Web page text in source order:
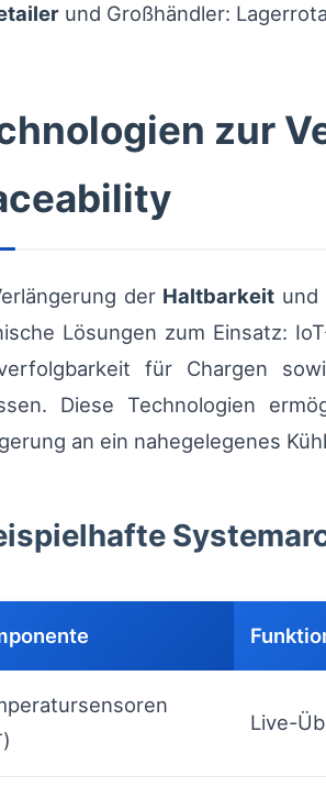
und Großhändler:
zur
der Haltbarkeit und
Lösungen zum Einsatz:
für Chargen
Diese Technologien
an ein nahegelegenes
Live-